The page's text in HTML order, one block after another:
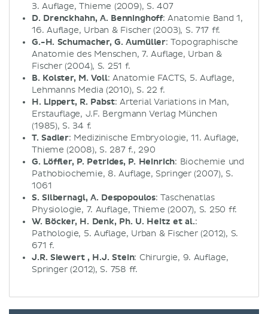
3. Auflage, Thieme (2009), S. 407
D. Drenckhahn, A. Benninghoff: Anatomie Band 1,
16. Auflage, Urban & Fischer (2003), S. 717 ff.
G.-H. Schumacher, G. Aumüller: Topographische
Anatomie des Menschen, 7. Auflage, Urban &
Fischer (2004), S. 251 f.
B. Kolster, M. Voll: Anatomie FACTS, 5. Auflage,
Lehmanns Media (2010), S. 22 f.
H. Lippert, R. Pabst: Arterial Variations in Man,
Erstauflage, J.F. Bergmann Verlag München
(1985), S. 34 f.
T. Sadler: Medizinische Embryologie, 11. Auflage,
Thieme (2008), S. 287 f., 290
G. Löffler, P. Petrides, P. Heinrich: Biochemie und
Pathobiochemie, 8. Auflage, Springer (2007), S.
1061
S. Silbernagl, A. Despopoulos: Taschenatlas
Physiologie, 7. Auflage, Thieme (2007), S. 250 ff.
W. Böcker, H. Denk, Ph. U. Heitz et al.:
Pathologie, 5. Auflage, Urban & Fischer (2012), S.
671 f.
J.R. Siewert , H.J. Stein: Chirurgie, 9. Auflage,
Springer (2012), S. 758 ff.